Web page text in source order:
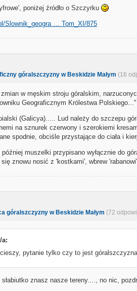
poniżej źródło o Szczyrku
Slownik_geogra … Tom_XI/875
góralszczyzny w Beskidzie Małym (16
w męskim stroju góralskim,
Geograficznym Królestwa Polskiego..."
(Galicya)..... Lud należy do szczepu
na sznurek czerwony i szerokiemi
spodnie, obciśle przystające do ciała i
muszelki przypisano wyłącznie do
znowu nosić z 'kostkami', wbrew
góralszczyzny w Beskidzie Małym (72
a:
pytanie tylko czy to jest
znasz nasze tereny...., no nic,